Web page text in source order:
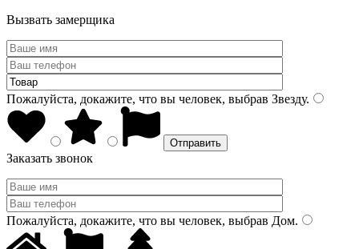
Вызвать замерщика
Пожалуйста, докажите, что вы человек, выбрав Звезду.
Заказать звонок
Пожалуйста, докажите, что вы человек, выбрав Дом.